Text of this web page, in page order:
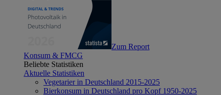
Zum Report
Konsum & FMCG
Beliebte Statistiken
Aktuelle Statistiken
Vegetarier in Deutschland 2015-2025
Bierkonsum in Deutschland pro Kopf 1950-2025